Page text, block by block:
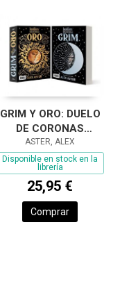
GRIM Y ORO: DUELO
DE CORONAS
(LIGHTLARK)
ASTER, ALEX
Disponible en stock en la
librería
25,95 €
Comprar